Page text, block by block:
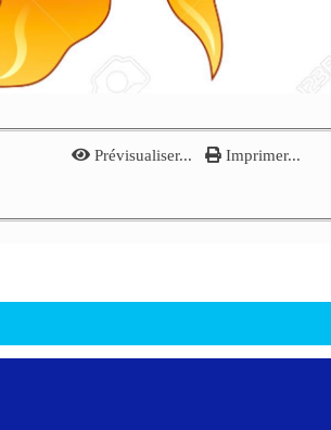
Prévisualiser... Imprimer...